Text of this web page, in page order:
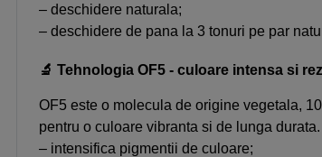
– deschidere naturala;
– deschidere de pana la 3 tonuri pe par
🔬 Tehnologia OF5 - culoare intensa si
OF5 este o molecula de origine vegetala,
pentru o culoare vibranta si de lunga durata.
– intensifica pigmentii de culoare;